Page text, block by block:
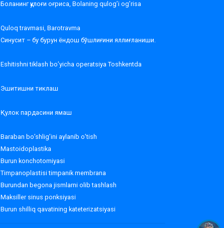
Боланинг қулоғи оғриса, Bolaning qulog’i og’risa
Quloq travmasi, Barotravma
Синусит – бу бурун ёндош бўшлиғини яллиғланиши.
Eshitishni tiklash bo’yicha operatsiya Toshkentda
Эшитишни тиклаш
Қулок пардасини ямаш
Baraban bo’shlig’ini aylanib o’tish
Mastoidoplastika
Burun konchotomiyasi
Timpanoplastisi timpanik membrana
Burundan begona jismlarni olib tashlash
Maksiller sinus ponksiyasi
Burun shilliq qavatining kateterizatsiyasi